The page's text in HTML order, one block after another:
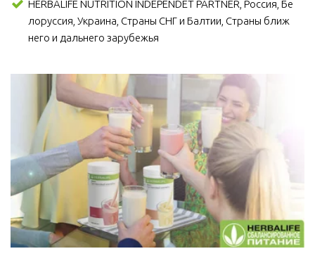
HERBALIFE NUTRITION INDEPENDET PARTNER, Россия, Бе
лоруссия, Украина, Страны СНГ и Балтии, Страны ближ
него и дальнего зарубежья